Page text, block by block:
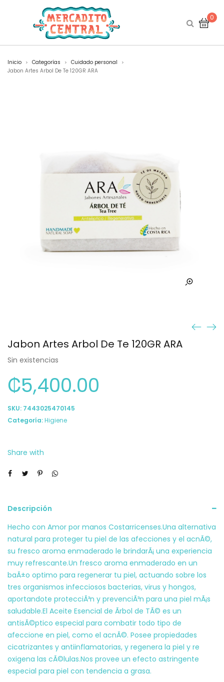
0
Inicio > Categorías > Cuidado personal >
Jabon Artes Arbol De Te 120GR ARA
Jabon Artes Arbol De Te 120GR ARA
Sin existencias
₡5,400.00
SKU: 7443025470145
Categoría:Higiene
Share with
Descripción
Hecho con Amor por manos Costarricenses.Una alternativa
natural para proteger tu piel de las afecciones y el acnÃ©,
su fresco aroma enmaderado le brindarÃ¡ una experiencia
muy refrescante.Un fresco aroma enmaderado en un
baÃ±o optimo para regenerar tu piel, actuando sobre los
tres organismos infecciosos bacterias, virus y hongos,
aportandote protecciÃ³n y prevenciÃ³n para una piel mÃ¡s
saludable.El Aceite Esencial de Ãrbol de TÃ© es un
antisÃ©ptico especial para combatir todo tipo de
afeccione en piel, como el acnÃ©. Posee propiedades
cicatrizantes y antiinflamatorias, y regenera la piel y re
oxigena las cÃ©lulas.Nos provee un efecto astringente
especial para piel con tendencia a grasa.